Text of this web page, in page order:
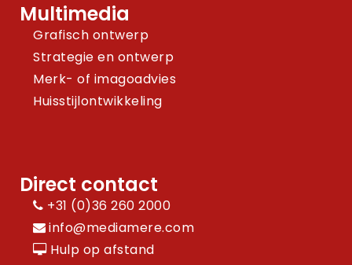
Multimedia
Grafisch ontwerp
Strategie en ontwerp
Merk- of imagoadvies
Huisstijlontwikkeling
Direct contact
+31 (0)36 260 2000
info@mediamere.com
Hulp op afstand